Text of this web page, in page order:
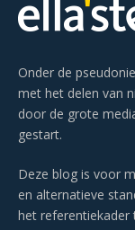
Onder de
met het delen van
door de grote
gestart.
Deze blog is voor
en alternatieve
het referentiekader